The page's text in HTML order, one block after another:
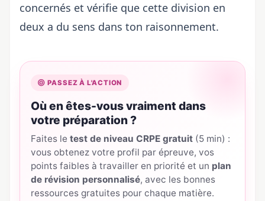
concernés et vérifie que cette division en
deux a du sens dans ton raisonnement.
PASSEZ À L'ACTION
Où en êtes-vous vraiment dans
votre préparation ?
Faites letest de niveau CRPE gratuit (5 min) :
vous obtenez votre profil par épreuve, vos
points faibles à travailler en priorité et un plan
de révision personnalisé, avec les bonnes
ressources gratuites pour chaque matière.